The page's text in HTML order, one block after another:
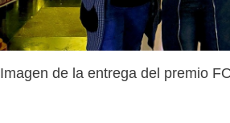
Imagen de la entrega del premio